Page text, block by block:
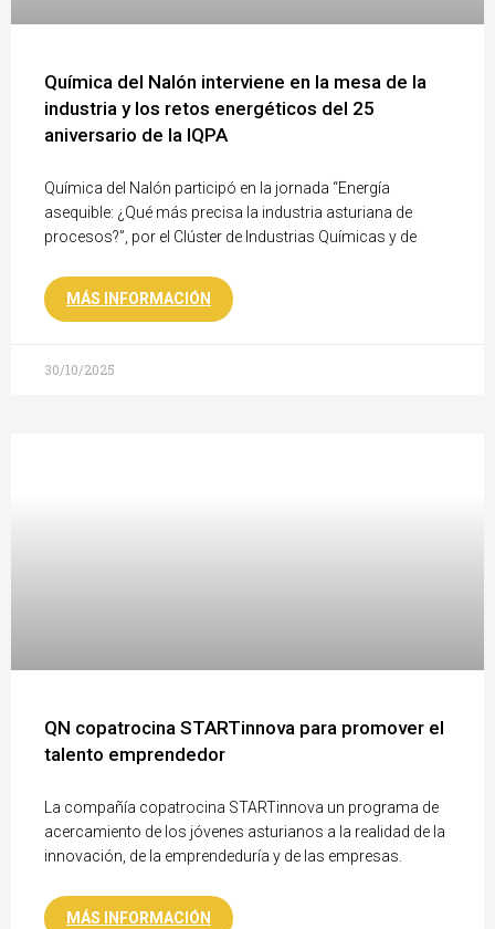
Química del Nalón interviene en la mesa de la
industria y los retos energéticos del 25
aniversario de la IQPA
Química del Nalón participó en la jornada “Energía
asequible: ¿Qué más precisa la industria asturiana de
procesos?”, por el Clúster de Industrias Químicas y de
MÁS INFORMACIÓN
30/10/2025
QN copatrocina STARTinnova para promover el
talento emprendedor
La compañía copatrocina STARTinnova un programa de
acercamiento de los jóvenes asturianos a la realidad de la
innovación, de la emprendeduría y de las empresas.
MÁS INFORMACIÓN